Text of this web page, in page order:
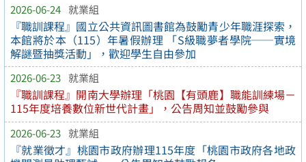
2026-06-24 就業組
『職訓課程』國立公共資訊圖書館為鼓勵青少年職涯探索，
本館將於本（115）年暑假辦理 「S級職夢者學院──實境
解謎暨抽獎活動」，歡迎學生自由參加
2026-06-23 就業組
『職訓課程』開南大學辦理「桃園【有頭鹿】職能訓練場－
115年度培養數位新世代計畫」，公告周知並鼓勵參與
2026-06-23 就業組
『就業徵才』桃園市政府辦理115年度「桃園市政府各地政